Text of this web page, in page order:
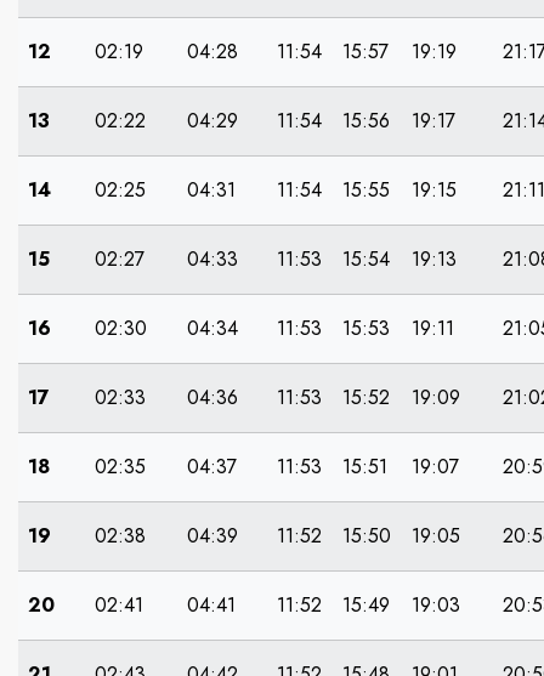
12 02:19 04:28 11:54 15:57 19:19
13 02:22 04:29 11:54 15:56 19:17
14 02:25 04:31 11:54 15:55 19:15 21:11
15 02:27 04:33 11:53 15:54 19:13
16 02:30 04:34 11:53 15:53 19:11
17 02:33 04:36 11:53 15:52 19:09
18 02:35 04:37 11:53 15:51 19:07
19 02:38 04:39 11:52 15:50 19:05
20 02:41 04:41 11:52 15:49 19:03